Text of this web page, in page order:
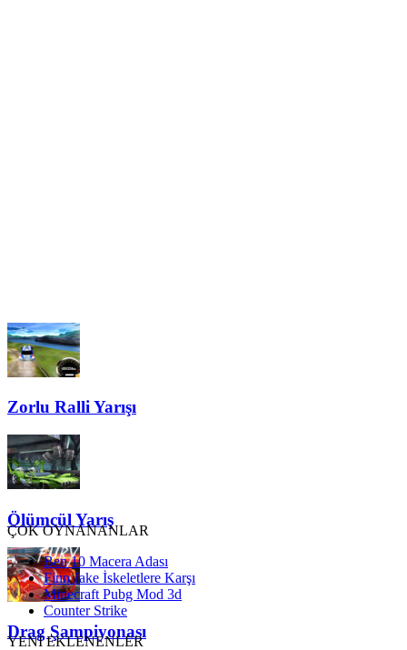
Zorlu Ralli Yarışı
Ölümcül Yarış
Drag Şampiyonası
ÇOK OYNANANLAR
Ben 10 Macera Adası
Finn Jake İskeletlere Karşı
Minecraft Pubg Mod 3d
Counter Strike
YENİ EKLENENLER